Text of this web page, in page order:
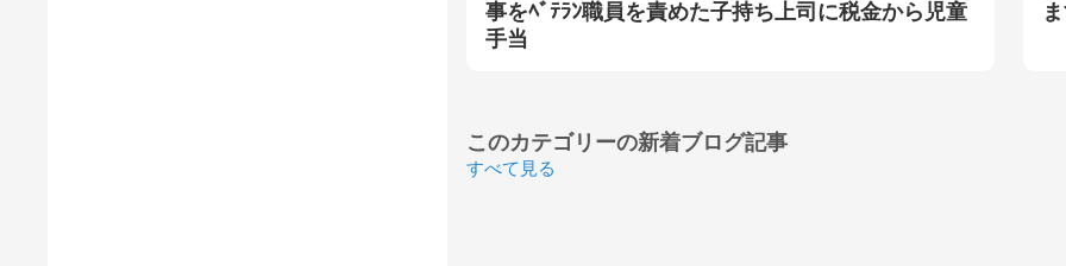
事をﾍﾞﾃﾗﾝ職員を責めた子持ち上司に税金から児童
手当
このカテゴリーの新着ブログ記事
すべて見る